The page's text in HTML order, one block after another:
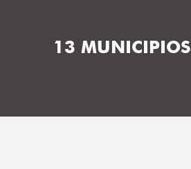
13 MUNICIPIOS